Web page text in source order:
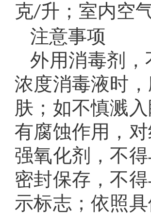
克/升；室内空
注意事项
外用消毒剂
浓度消毒液时
肤；如不慎溅
有腐蚀作用，
强氧化剂，不
密封保存，不
示标志；依照